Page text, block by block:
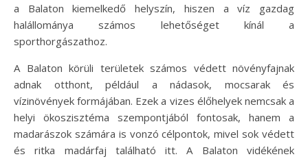
a Balaton kiemelkedő helyszín, hiszen a víz gazdag
halállománya számos lehetőséget kínál a
sporthorgászathoz.
A Balaton körüli területek számos védett növényfajnak
adnak otthont, például a nádasok, mocsarak és
vízinövények formájában. Ezek a vizes élőhelyek nemcsak a
helyi ökoszisztéma szempontjából fontosak, hanem a
madarászok számára is vonzó célpontok, mivel sok védett
és ritka madárfaj található itt. A Balaton vidékének